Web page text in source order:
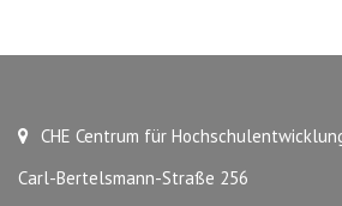
CHE Centrum für
Carl-Bertelsmann-Straße 256